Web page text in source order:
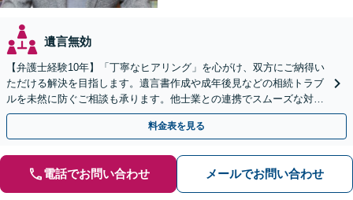
遺言無効
【弁護士経験10年】「丁寧なヒアリング」を心がけ、双方にご納得い
ただける解決を目指します。遺言書作成や成年後見などの相続トラブ
ルを未然に防ぐご相談も承ります。他士業との連携でスムーズな対処
が可能です
料金表を見る
電話でお問い合わせ メールでお問い合わせ